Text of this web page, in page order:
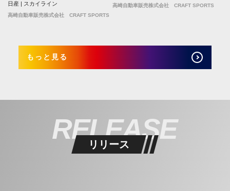
日産 | スカイライン
高崎自動車販売株式会社 CRAFT SPORTS
高崎自動車販売株式会社 CRAFT SPORTS
もっと見る
RELEASE
リリース